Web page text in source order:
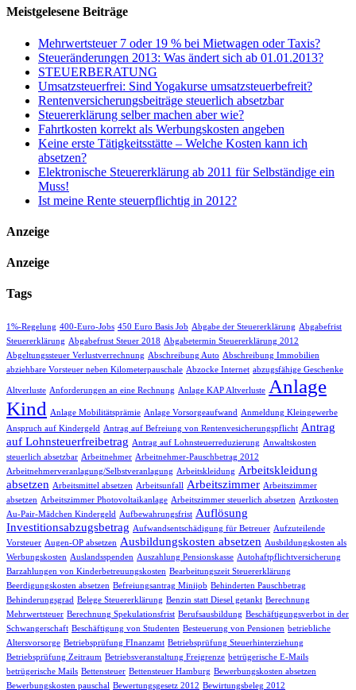
Meistgelesene Beiträge
Mehrwertsteuer 7 oder 19 % bei Mietwagen oder Taxis?
Steueränderungen 2013: Was ändert sich ab 01.01.2013?
STEUERBERATUNG
Umsatzsteuerfrei: Sind Yogakurse umsatzsteuerbefreit?
Rentenversicherungsbeiträge steuerlich absetzbar
Steuererklärung selber machen aber wie?
Fahrtkosten korrekt als Werbungskosten angeben
Keine erste Tätigkeitsstätte – Welche Kosten kann ich
absetzen?
Elektronische Steuererklärung ab 2011 für Selbständige ein
Muss!
Ist meine Rente steuerpflichtig in 2012?
Anzeige
Anzeige
Tags
1%-Regelung 400-Euro-Jobs 450 Euro Basis Job Abgabe der Steuererklärung Abgabefrist
Steuererklärung Abgabefrust Steuer 2018 Abgabetermin Steuererklärung 2012
Abgeltungssteuer Verlustverrechnung Abschreibung Auto Abschreibung Immobilien
abziehbare Vorsteuer neben Kilometerpauschale Abzocke Internet abzugsfähige Geschenke
Altverluste Anforderungen an eine Rechnung Anlage KAP Altverluste Anlage
Kind
Anlage Mobilitätsprämie Anlage Vorsorgeaufwand
Anmeldung Kleingewerbe
Anspruch auf Kindergeld
Antrag auf Befreiung von Rentenvesicherungspflicht Antrag
auf Lohnsteuerfreibetrag Antrag auf Lohnsteuerreduzierung Anwaltskosten
steuerlich absetzbar Arbeitnehmer Arbeitnehmer-Pauschbetrag 2012
Arbeitnehmerveranlagung/Selbstveranlagung Arbeitskleidung Arbeitskleidung
absetzen Arbeitsmittel absetzen Arbeitsunfall Arbeitszimmer Arbeitszimmer
absetzen Arbeitszimmer Photovoltaikanlage Arbeitszimmer steuerlich absetzen Arztkosten
Au-Pair-Mädchen Kindergeld
Aufbewahrungsfrist Auflösung
Investitionsabzugsbetrag Aufwandsentschädigung für Betreuer Aufzuteilende
Vorsteuer Augen-OP absetzen Ausbildungskosten absetzen Ausbildungskosten als
Werbungskosten Auslandsspenden Auszahlung Pensionskasse Autohaftpflichtversicherung
Barzahlungen von Kinderbetreuungskosten Bearbeitungszeit Steuererklärung
Beerdigungskosten absetzen Befreiungsantrag Minijob Behinderten Pauschbetrag
Behinderungsgrad Belege Steuererklärung Benzin statt Diesel getankt Berechnung
Mehrwertsteuer Berechnung Spekulationsfrist Berufsausbildung Beschäftigungsverbot in der
Schwangerschaft Beschäftigung von Studenten Besteuerung von Pensionen betriebliche
Altersvorsorge Betriebsprüfung FInanzamt Betriebsprüfung Steuerhinterziehung
Betriebsprüfung Zeitraum Betriebsveranstaltung Freigrenze betrügerische E-Mails
betrügerische Mails Bettensteuer Bettensteuer Hamburg Bewerbungskosten absetzen
Bewerbungskosten pauschal Bewertungsgesetz 2012 Bewirtungsbeleg 2012